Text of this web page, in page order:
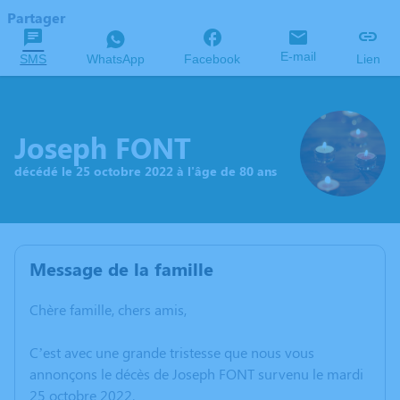
Partager
SMS WhatsApp Facebook E-mail Lien
Joseph FONT
décédé le 25 octobre 2022 à l'âge de 80 ans
Message de la famille
Chère famille, chers amis,
C’est avec une grande tristesse que nous vous
annonçons le décès de Joseph FONT survenu le mardi
25 octobre 2022.